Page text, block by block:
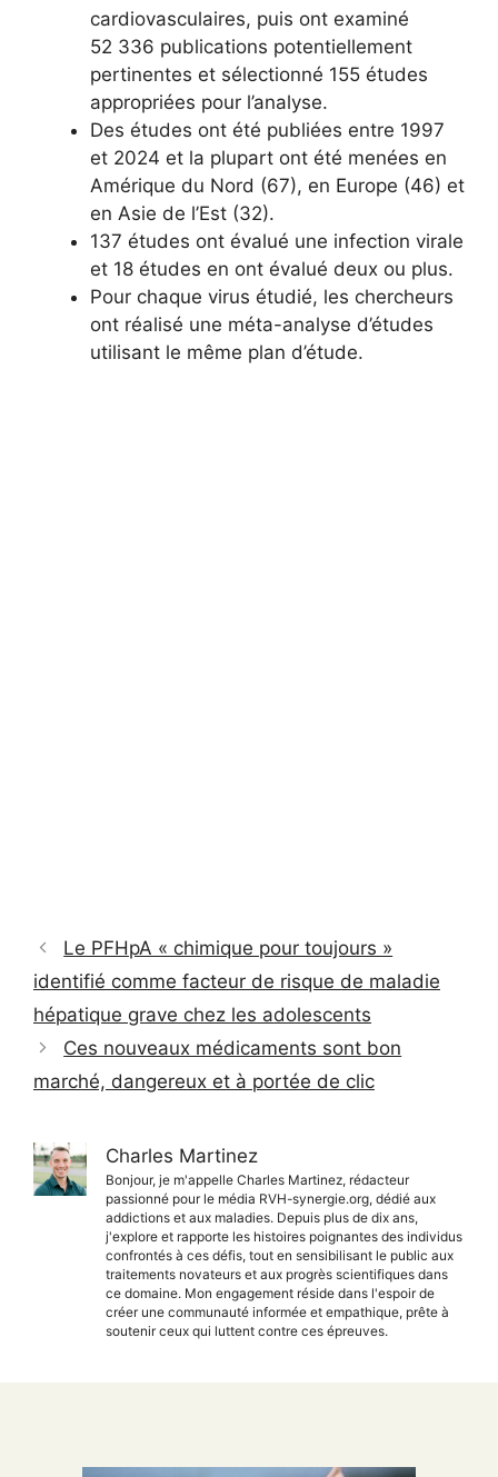
cardiovasculaires, puis ont examiné
52 336 publications potentiellement
pertinentes et sélectionné 155 études
appropriées pour l’analyse.
Des études ont été publiées entre 1997
et 2024 et la plupart ont été menées en
Amérique du Nord (67), en Europe (46) et
en Asie de l’Est (32).
137 études ont évalué une infection virale
et 18 études en ont évalué deux ou plus.
Pour chaque virus étudié, les chercheurs
ont réalisé une méta-analyse d’études
utilisant le même plan d’étude.
Le PFHpA « chimique pour toujours »
identifié comme facteur de risque de maladie
hépatique grave chez les adolescents
Ces nouveaux médicaments sont bon
marché, dangereux et à portée de clic
Charles Martinez
Bonjour, je m'appelle Charles Martinez, rédacteur
passionné pour le média RVH-synergie.org, dédié aux
addictions et aux maladies. Depuis plus de dix ans,
j'explore et rapporte les histoires poignantes des individus
confrontés à ces défis, tout en sensibilisant le public aux
traitements novateurs et aux progrès scientifiques dans
ce domaine. Mon engagement réside dans l'espoir de
créer une communauté informée et empathique, prête à
soutenir ceux qui luttent contre ces épreuves.